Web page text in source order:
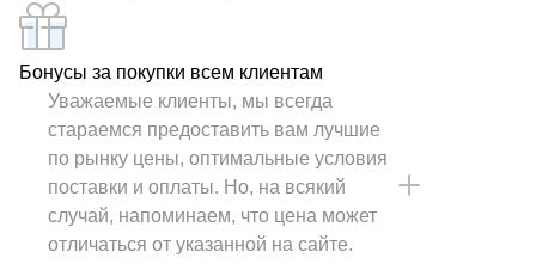
Бонусы за покупки всем клиентам
Уважаемые клиенты, мы всегда
стараемся предоставить вам лучшие
по рынку цены, оптимальные условия
поставки и оплаты. Но, на всякий
случай, напоминаем, что цена может
отличаться от указанной на сайте.